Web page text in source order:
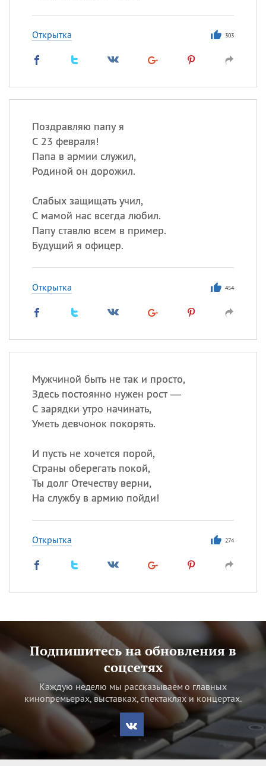
Открытка 303
Поздравляю папу я
С 23 февраля!
Папа в армии служил,
Родиной он дорожил.
Слабых защищать учил,
С мамой нас всегда любил.
Папу ставлю всем в пример.
Будущий я офицер.
Открытка 454
Мужчиной быть не так и просто,
Здесь постоянно нужен рост —
С зарядки утро начинать,
Уметь девчонок покорять.
И пусть не хочется порой,
Страны оберегать покой,
Ты долг Отечеству верни,
На службу в армию пойди!
Открытка 274
Подпишитесь на обновления в
соцсетях
Каждую неделю мы рассказываем о главных
кинопремьерах, выставках, спектаклях и концертах.